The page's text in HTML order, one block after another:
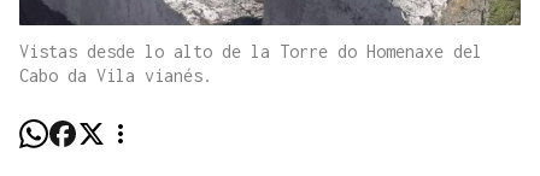
Vistas desde lo alto de la Torre do Homenaxe del
Cabo da Vila vianés.